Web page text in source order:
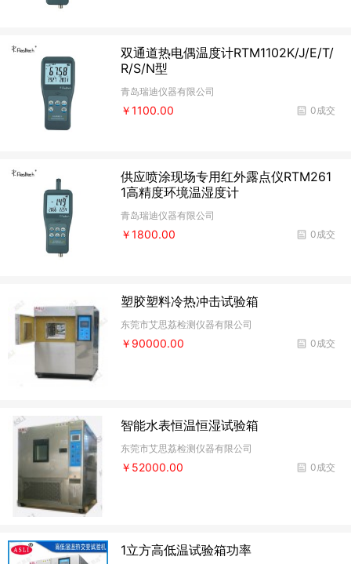
双通道热电偶温度计RTM1102K/J/E/T/
R/S/N型
青岛瑞迪仪器有限公司
0成交
￥1100.00
供应喷涂现场专用红外露点仪RTM261
1高精度环境温湿度计
青岛瑞迪仪器有限公司
0成交
￥1800.00
塑胶塑料冷热冲击试验箱
东莞市艾思荔检测仪器有限公司
0成交
￥90000.00
智能水表恒温恒湿试验箱
东莞市艾思荔检测仪器有限公司
0成交
￥52000.00
1立方高低温试验箱功率